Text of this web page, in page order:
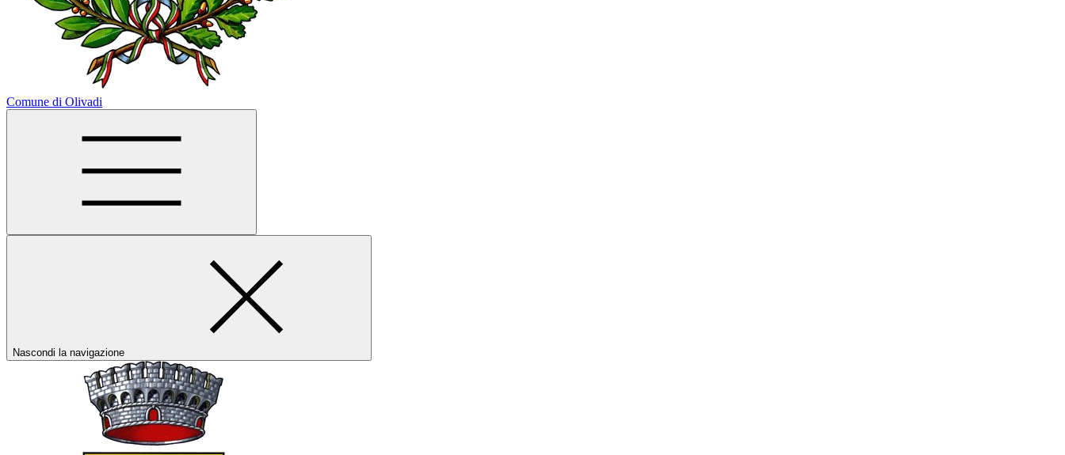
Comune di Olivadi
Nascondi la navigazione